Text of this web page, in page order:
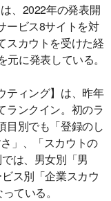
、2022年の発表開
ービス8サイトを対
スカウトを受けた経
に発表している。
ティング】は、昨年
ランクイン。初のラ
目別でも「登録のし
」、「スカウトの
は、男女別「男
ス別「企業スカウ
ている。